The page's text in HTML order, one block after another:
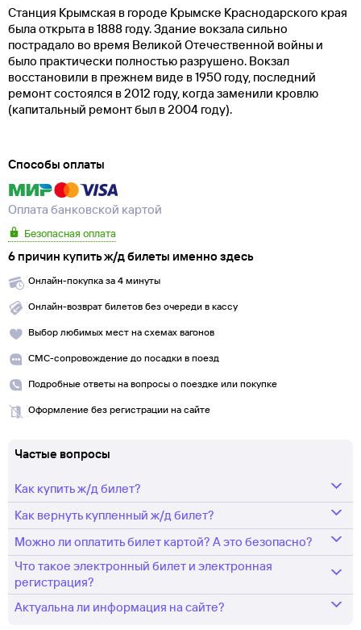
Станция Крымская в городе Крымске Краснодарского края
была открыта в 1888 году. Здание вокзала сильно
пострадало во время Великой Отечественной войны и
было практически полностью разрушено. Вокзал
восстановили в прежнем виде в 1950 году, последний
ремонт состоялся в 2012 году, когда заменили кровлю
(капитальный ремонт был в 2004 году).
Способы оплаты
Оплата банковской картой
Безопасная оплата
6 причин купить ж/д билеты именно здесь
Онлайн-покупка за 4 минуты
Онлайн-возврат билетов без очереди в кассу
Выбор любимых мест на схемах вагонов
СМС-сопровождение до посадки в поезд
Подробные ответы на вопросы о поездке или покупке
Оформление без регистрации на сайте
Частые вопросы
Как купить ж/д билет?
Укажите маршрут и дату. В ответ мы найдем информацию РЖД
о наличии билетов и их стоимости.
Выберите подходящий поезд и места.
Оплатите билет одним из предложенных способов.
Информация об оплате будет моментально передана в РЖД и ваш
Как вернуть купленный ж/д билет?
Любой купленный наtutu.ruж/д билет можно сдать в соответствии
с правилами РЖД.
Возврат осуществляется прямо в личном кабинете Туту.ру или
в железнодорожных кассах.
Можно ли оплатить билет картой? А это безопасно?
Да, конечно. Оплата происходит через платежный шлюз
процессингового центра Gateline.net. Все данные передаются
по защищенному каналу.
Что такое электронный билет и электронная
регистрация?
Покупка электронного билета на Tutu.ru — современный и быстрый
Актуальна ли информация на сайте?